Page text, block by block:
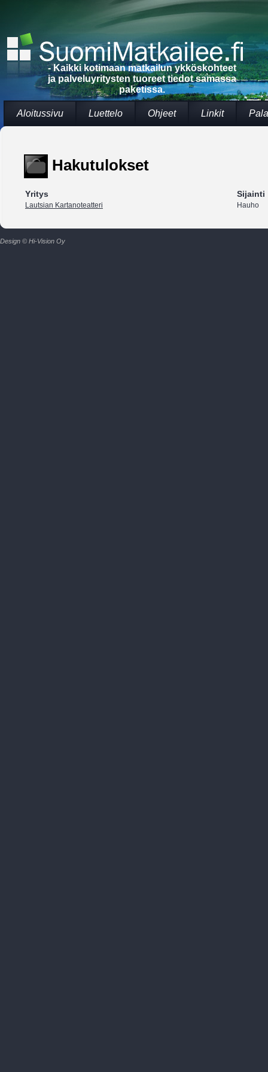
- Kaikki kotimaan matkailun ykköskohteet
ja palveluyritysten tuoreet tiedot samassa
paketissa.
Aloitussivu Luettelo Ohjeet Linkit
Hakutulokset
Yritys Sijainti
Lautsian Kartanoteatteri Hauho
Design © Hi-Vision Oy